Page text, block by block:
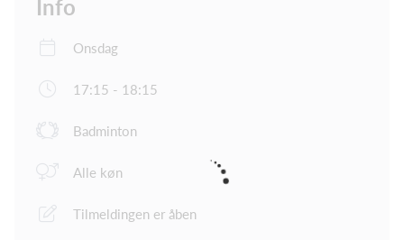
Info
Onsdag
17:15 - 18:15
Badminton
Alle køn
Tilmeldingen er åben